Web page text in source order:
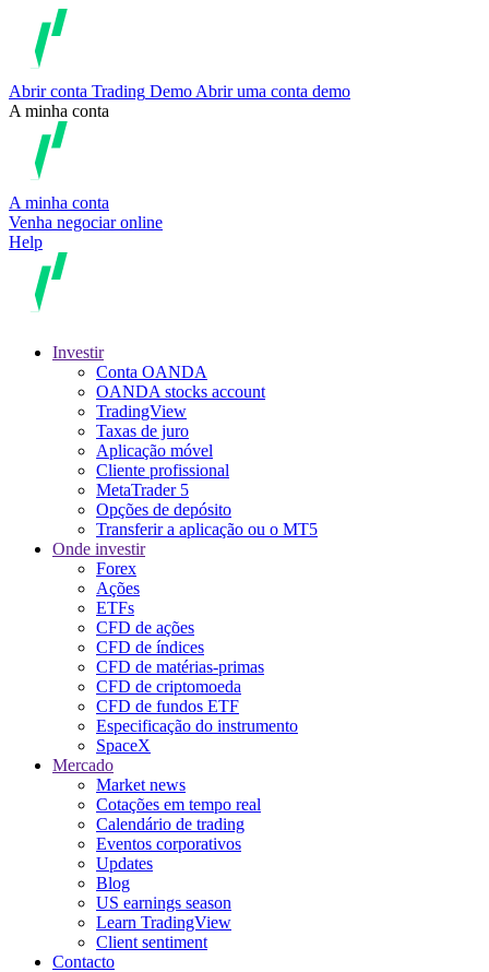
Abrir conta Trading Demo Abrir uma conta demo
A minha conta
A minha conta
Venha negociar online
Help
Investir
Conta OANDA
OANDA stocks account
TradingView
Taxas de juro
Aplicação móvel
Cliente profissional
MetaTrader 5
Opções de depósito
Transferir a aplicação ou o MT5
Onde investir
Forex
Ações
ETFs
CFD de ações
CFD de índices
CFD de matérias-primas
CFD de criptomoeda
CFD de fundos ETF
Especificação do instrumento
SpaceX
Mercado
Market news
Cotações em tempo real
Calendário de trading
Eventos corporativos
Updates
Blog
US earnings season
Learn TradingView
Client sentiment
Contacto